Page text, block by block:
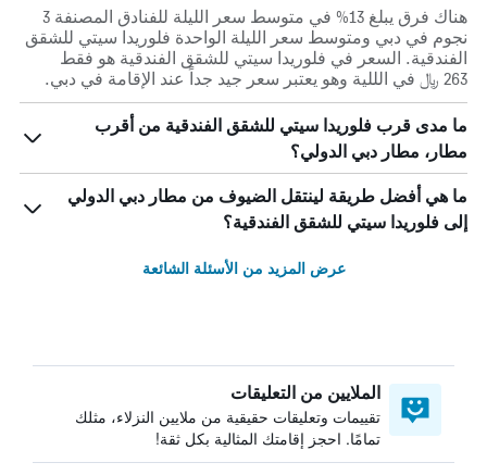
هناك فرق يبلغ 13% في متوسط ​​سعر الليلة للفنادق المصنفة 3
نجوم في دبي ومتوسط ​​سعر الليلة الواحدة فلوريدا سيتي للشقق
الفندقية. السعر في فلوريدا سيتي للشقق الفندقية هو فقط
263 ﷼ في الللية وهو يعتبر سعر جيد جداً عند الإقامة في دبي.
ما مدى قرب فلوريدا سيتي للشقق الفندقية من أقرب
مطار، مطار دبي الدولي؟
ما هي أفضل طريقة لينتقل الضيوف من مطار دبي الدولي
إلى فلوريدا سيتي للشقق الفندقية؟
عرض المزيد من الأسئلة الشائعة
الملايين من التعليقات
تقييمات وتعليقات حقيقية من ملايين النزلاء، مثلك
تمامًا. احجز إقامتك المثالية بكل ثقة!